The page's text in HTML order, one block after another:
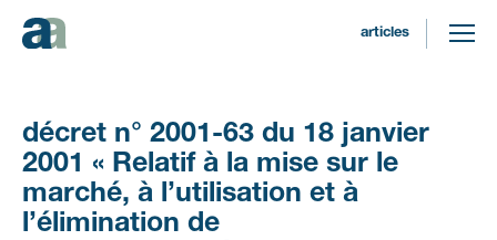
articles
Décret n° 2001-63 du 18 janvier
2001
« Relatif à la mise sur le
marché, à l’utilisation et à
l’élimination de